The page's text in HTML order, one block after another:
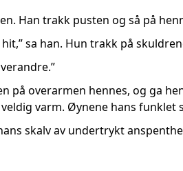
Han trakk pusten og så på
sa han. Hun trakk på
på overarmen hennes, og ga
varm. Øynene hans funklet
skalv av undertrykt